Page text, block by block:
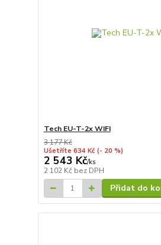
Tech EU-T-2x WIFI
3 177 Kč
Ušetříte 634 Kč (- 20 %)
2 543 Kč/ks
2 102 Kč bez DPH
Přidat do